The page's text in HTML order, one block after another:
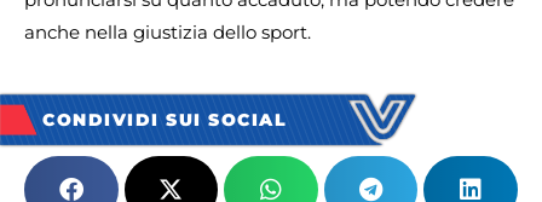
anche nella giustizia dello sport.
CONDIVIDI SUI SOCIAL